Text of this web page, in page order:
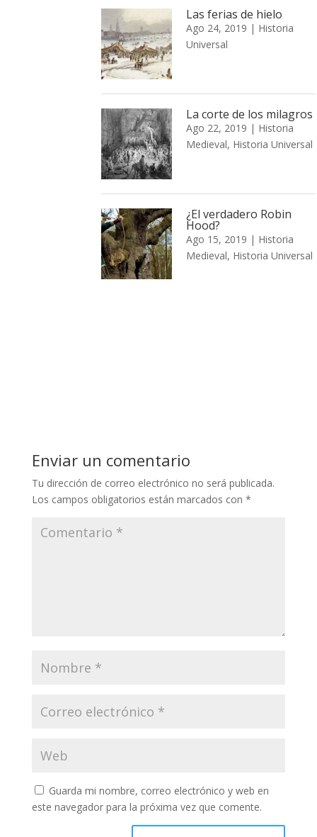
Las ferias de hielo
Ago 24, 2019 | Historia
Universal
La corte de los milagros
Ago 22, 2019 | Historia
Medieval, Historia Universal
¿El verdadero Robin
Hood?
Ago 15, 2019 | Historia
Medieval, Historia Universal
Enviar un comentario
Tu dirección de correo electrónico no será publicada.
Los campos obligatorios están marcados con *
Guarda mi nombre, correo electrónico y web en
este navegador para la próxima vez que comente.